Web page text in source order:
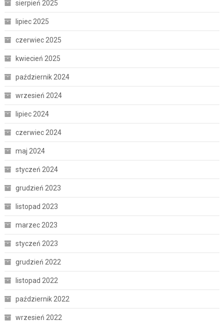
sierpień 2025
lipiec 2025
czerwiec 2025
kwiecień 2025
październik 2024
wrzesień 2024
lipiec 2024
czerwiec 2024
maj 2024
styczeń 2024
grudzień 2023
listopad 2023
marzec 2023
styczeń 2023
grudzień 2022
listopad 2022
październik 2022
wrzesień 2022